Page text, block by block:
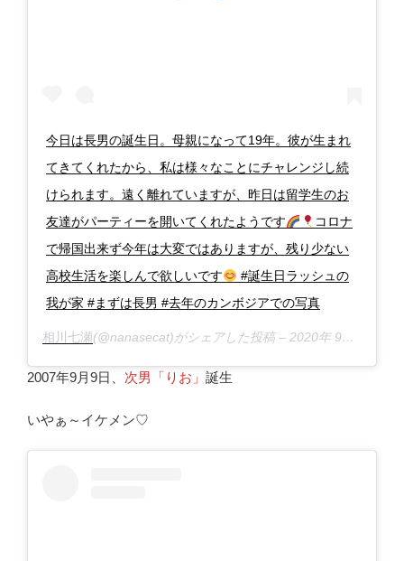
今日は長男の誕生日。母親になって19年。彼が生まれ
てきてくれたから、私は様々なことにチャレンジし続
けられます。遠く離れていますが、昨日は留学生のお
友達がパーティーを開いてくれたようです
コロナ
で帰国出来ず今年は大変ではありますが、残り少ない
高校生活を楽しんで欲しいです
#誕生日ラッシュの
我が家 #まずは長男 #去年のカンボジアでの写真
相川七瀬(@nanasecat)がシェアした投稿 – 2020年 9月月5日午後5時38分PDT
2007年9月9日、 次男「りお」 誕生
いやぁ～イケメン♡